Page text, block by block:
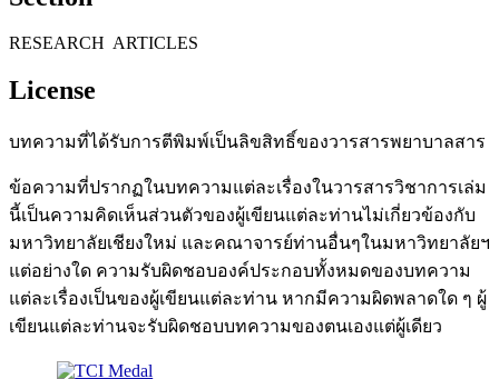
RESEARCH ARTICLES
License
บทความที่ได้รับการตีพิมพ์เป็นลิขสิทธิ์ของวารสารพยาบาลสาร
ข้อความที่ปรากฏในบทความแต่ละเรื่องในวารสารวิชาการเล่ม
นี้เป็นความคิดเห็นส่วนตัวของผู้เขียนแต่ละท่านไม่เกี่ยวข้องกับ
มหาวิทยาลัยเชียงใหม่ และคณาจารย์ท่านอื่นๆในมหาวิทยาลัยฯ
แต่อย่างใด ความรับผิดชอบองค์ประกอบทั้งหมดของบทความ
แต่ละเรื่องเป็นของผู้เขียนแต่ละท่าน หากมีความผิดพลาดใด ๆ ผู้
เขียนแต่ละท่านจะรับผิดชอบบทความของตนเองแต่ผู้เดียว